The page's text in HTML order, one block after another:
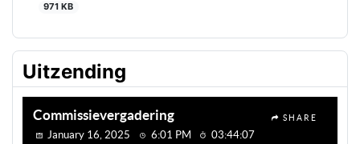
971 KB
Uitzending